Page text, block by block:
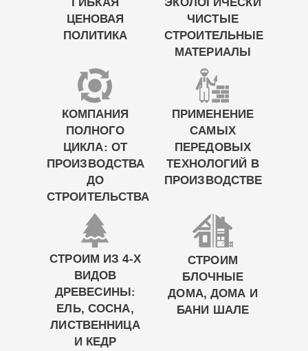
ЦЕНОВАЯ
ПОЛИТИКА
ЧИСТЫЕ
СТРОИТЕЛЬНЫЕ
МАТЕРИАЛЫ
КОМПАНИЯ
ПОЛНОГО
ЦИКЛА: ОТ
ПРОИЗВОДСТВА
ДО
СТРОИТЕЛЬСТВА
ПРИМЕНЕНИЕ
САМЫХ
ПЕРЕДОВЫХ
ТЕХНОЛОГИЙ В
ПРОИЗВОДСТВЕ
СТРОИМ ИЗ 4-Х
ВИДОВ
ДРЕВЕСИНЫ:
ЕЛЬ, СОСНА,
ЛИСТВЕННИЦА
И КЕДР
СТРОИМ
БЛОЧНЫЕ
ДОМА, ДОМА И
БАНИ ШАЛЕ